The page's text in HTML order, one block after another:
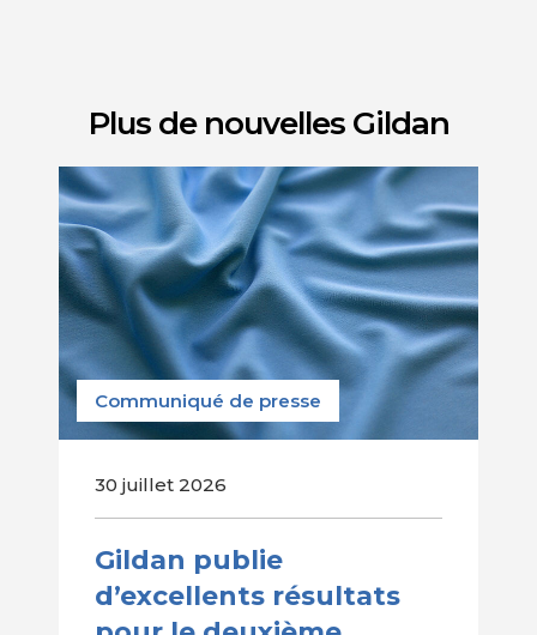
Plus de nouvelles Gildan
Communiqué de presse
30 juillet 2026
Gildan publie
d’excellents résultats